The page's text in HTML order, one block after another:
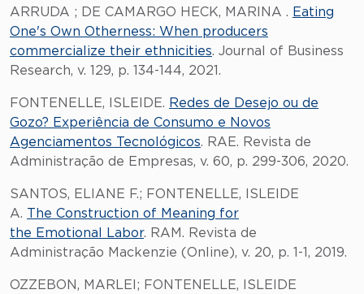
ARRUDA ; DE CAMARGO HECK, MARINA . Eating
One's Own Otherness: When producers
commercialize their ethnicities. Journal of Business
Research, v. 129, p. 134-144, 2021.
FONTENELLE, ISLEIDE. Redes de Desejo ou de
Gozo? Experiência de Consumo e Novos
Agenciamentos Tecnológicos. RAE. Revista de
Administração de Empresas, v. 60, p. 299-306, 2020.
SANTOS, ELIANE F.; FONTENELLE, ISLEIDE
A. The Construction of Meaning for
the Emotional Labor. RAM. Revista de
Administração Mackenzie (Online), v. 20, p. 1-1, 2019.
OZZEBON, MARLEI; FONTENELLE, ISLEIDE